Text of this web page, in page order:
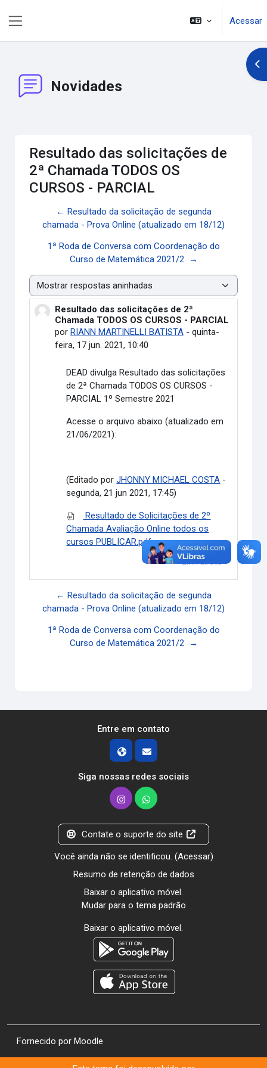
Acessar
Novidades
Resultado das solicitações de
2ª Chamada TODOS OS
CURSOS - PARCIAL
← Resultado da solicitação de segunda
chamada - Prova Online (atualizado em 18/12)
1ª Roda de Conversa com Coordenação do
Curso de Matemática 2021/2 →
Modo de visualização
Resultado das solicitações de 2ª
Chamada TODOS OS CURSOS - PARCIAL
por RIANN MARTINELLI BATISTA- quinta-
feira, 17 jun. 2021, 10:40
Número de respostas: 0
DEAD divulgaResultado das solicitações
de 2ª Chamada TODOS OS CURSOS -
PARCIAL 1º Semestre 2021
Acesse o arquivo abaixo (atualizado em
21/06/2021):
(Editado porJHONNY MICHAEL COSTA -
segunda, 21 jun 2021, 17:45)
Resultado de Solicitações de 2º
Chamada Avaliação Online todos os
cursos PUBLICAR.pdf
Link direto
← Resultado da solicitação de segunda
chamada - Prova Online (atualizado em 18/12)
1ª Roda de Conversa com Coordenação do
Curso de Matemática 2021/2 →
Entre em contato
Siga nossas redes sociais
Contate o suporte do site
Você ainda não se identificou. (Acessar)
Resumo de retenção de dados
Baixar o aplicativo móvel.
Mudar para o tema padrão
Baixar o aplicativo móvel.
Fornecido por Moodle